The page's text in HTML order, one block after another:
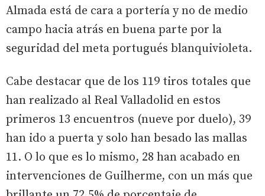
Almada está de cara a portería y no de medio
campo hacia atrás en buena parte por la
seguridad del meta portugués blanquivioleta.
Cabe destacar que de los 119 tiros totales que
han realizado al Real Valladolid en estos
primeros 13 encuentros (nueve por duelo), 39
han ido a puerta y solo han besado las mallas
11. O lo que es lo mismo, 28 han acabado en
intervenciones de Guilherme, con un más que